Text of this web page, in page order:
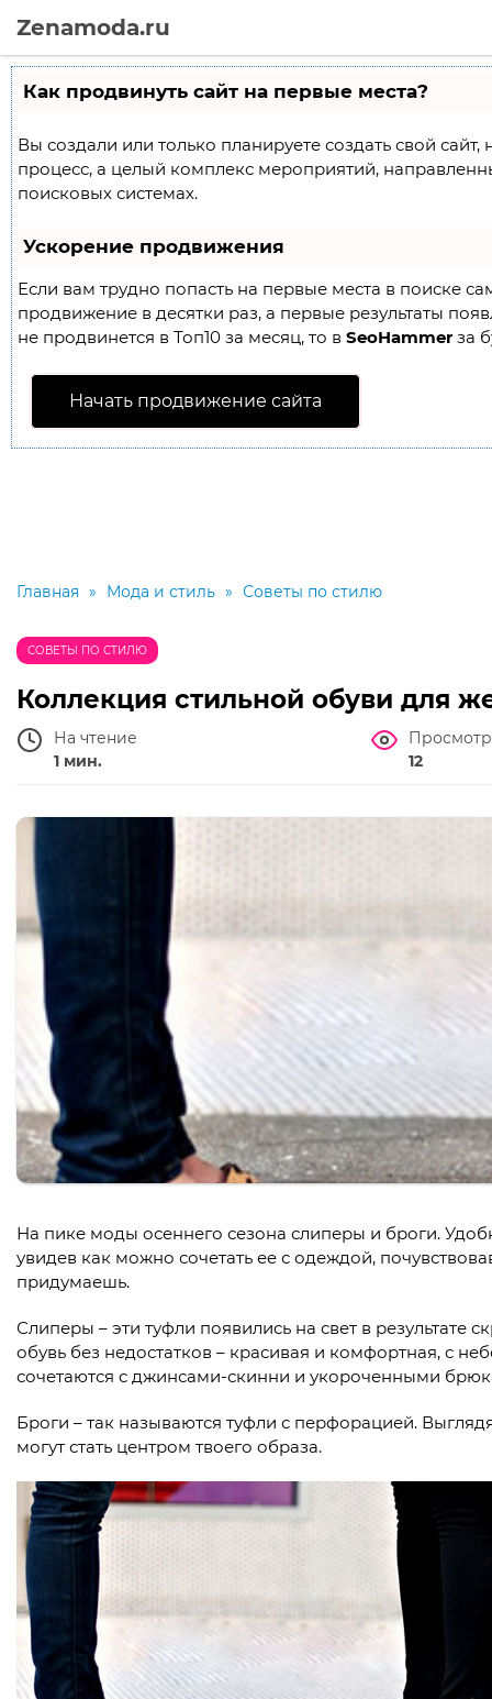
Zenamoda.ru
Как продвинуть сайт на первые места?
Вы создали или только планируете создать свой
процесс, а целый комплекс мероприятий,
поисковых системах.
Ускорение продвижения
Если вам трудно попасть на первые места в поиске
продвижение в десятки раз, а первые результаты
не продвинется в Топ10 за месяц, то в SeoHammer за
Начать продвижение сайта
Главная » Мода и стиль » Советы по стилю
СОВЕТЫ ПО СТИЛЮ
Коллекция стильной обуви для
На чтение
1 мин.
12
На пике моды осеннего сезона слиперы и броги.
увидев как можно сочетать ее с одеждой,
придумаешь.
Слиперы – эти туфли появились на свет в результате
обувь без недостатков – красивая и комфортная, с
сочетаются с джинсами-скинни и укороченными
Броги – так называются туфли с перфорацией.
могут стать центром твоего образа.